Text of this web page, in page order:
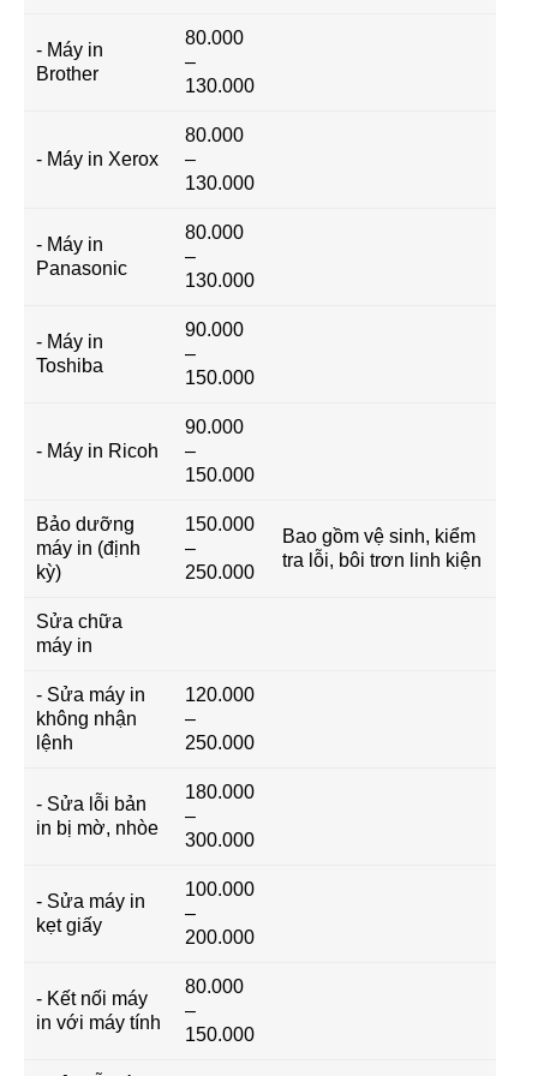
- Máy in
Brother
80.000
–
130.000
- Máy in Xerox
80.000
–
130.000
- Máy in
Panasonic
80.000
–
130.000
- Máy in
Toshiba
90.000
–
150.000
- Máy in Ricoh
90.000
–
150.000
Bảo dưỡng
máy in (định
kỳ)
150.000
–
250.000
Bao gồm vệ sinh, kiểm
tra lỗi, bôi trơn linh kiện
Sửa chữa
máy in
- Sửa máy in
không nhận
lệnh
120.000
–
250.000
- Sửa lỗi bản
in bị mờ, nhòe
180.000
–
300.000
- Sửa máy in
kẹt giấy
100.000
–
200.000
- Kết nối máy
in với máy tính
80.000
–
150.000